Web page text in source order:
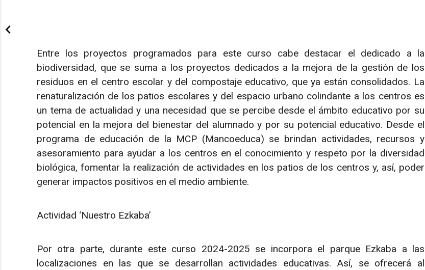
Entre los proyectos programados para este curso cabe destacar el dedicado a la
biodiversidad, que se suma a los proyectos dedicados a la mejora de la gestión de los
residuos en el centro escolar y del compostaje educativo, que ya están consolidados. La
renaturalización de los patios escolares y del espacio urbano colindante a los centros es
un tema de actualidad y una necesidad que se percibe desde el ámbito educativo por su
potencial en la mejora del bienestar del alumnado y por su potencial educativo. Desde el
programa de educación de la MCP (Mancoeduca) se brindan actividades, recursos y
asesoramiento para ayudar a los centros en el conocimiento y respeto por la diversidad
biológica, fomentar la realización de actividades en los patios de los centros y, así, poder
generar impactos positivos en el medio ambiente.
Actividad ‘Nuestro Ezkaba’
Por otra parte, durante este curso 2024-2025 se incorpora el parque Ezkaba a las
localizaciones en las que se desarrollan actividades educativas. Así, se ofrecerá al